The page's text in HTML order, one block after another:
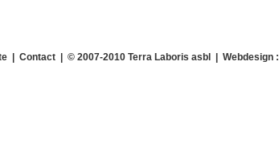
| Contact| © 2007-2010 Terra Laboris asbl | Webdesign :